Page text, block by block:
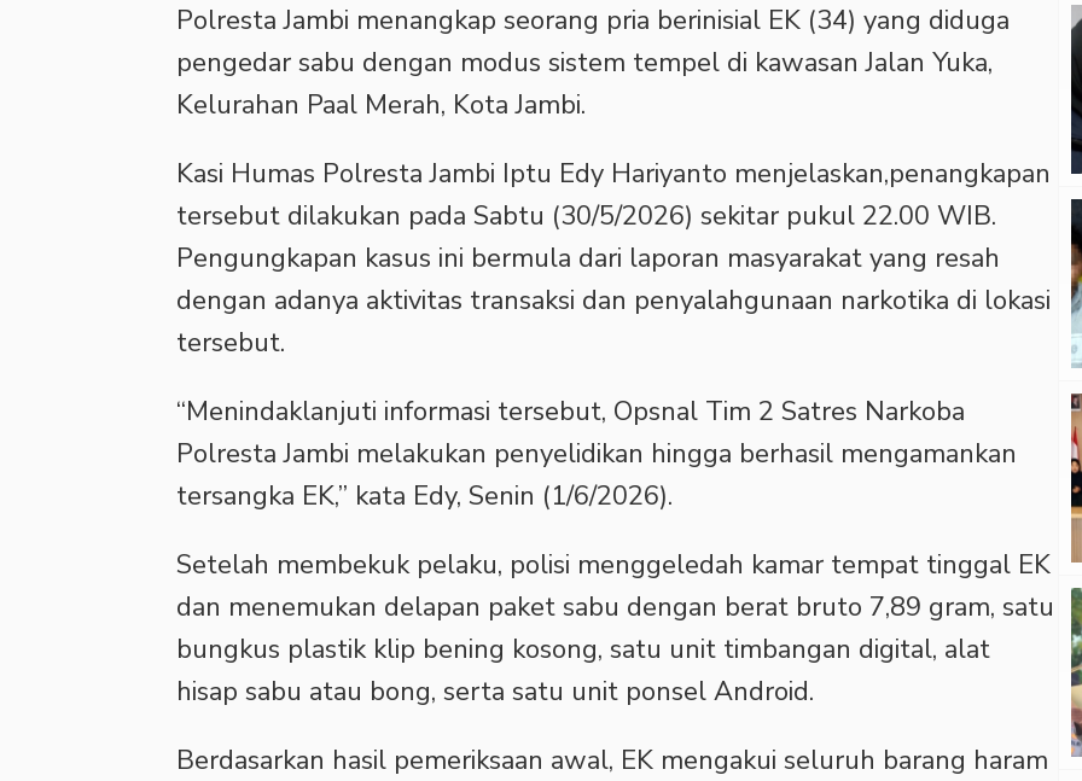
Polresta Jambi menangkap seorang pria berinisial EK (34) yang diduga
pengedar sabu dengan modus sistem tempel di kawasan Jalan Yuka,
Kelurahan Paal Merah, Kota Jambi.
Kasi Humas Polresta Jambi Iptu Edy Hariyanto menjelaskan,penangkapan
tersebut dilakukan pada Sabtu (30/5/2026) sekitar pukul 22.00 WIB.
Pengungkapan kasus ini bermula dari laporan masyarakat yang resah
dengan adanya aktivitas transaksi dan penyalahgunaan narkotika di lokasi
tersebut.
“Menindaklanjuti informasi tersebut, Opsnal Tim 2 Satres Narkoba
Polresta Jambi melakukan penyelidikan hingga berhasil mengamankan
tersangka EK,” kata Edy, Senin (1/6/2026).
Setelah membekuk pelaku, polisi menggeledah kamar tempat tinggal EK
dan menemukan delapan paket sabu dengan berat bruto 7,89 gram, satu
bungkus plastik klip bening kosong, satu unit timbangan digital, alat
hisap sabu atau bong, serta satu unit ponsel Android.
Berdasarkan hasil pemeriksaan awal, EK mengakui seluruh barang haram